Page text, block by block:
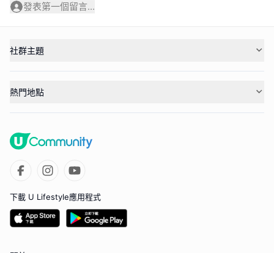
發表第一個留言...
社群主題
熱門地點
下載 U Lifestyle應用程式